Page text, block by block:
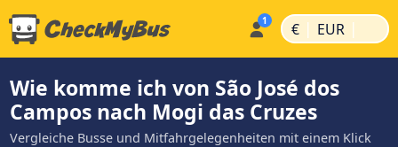
€ | EUR |
Wie komme ich von São José dos
Campos nach Mogi das Cruzes
Vergleiche Busse und Mitfahrgelegenheiten mit einem Klick